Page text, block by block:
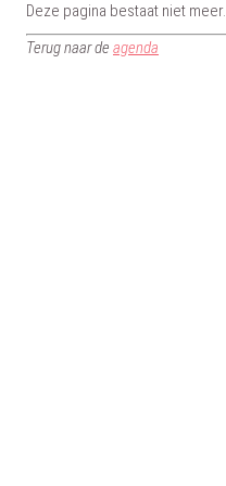
Deze pagina bestaat niet meer.
Terug naar de agenda